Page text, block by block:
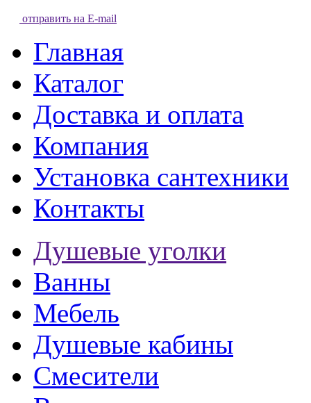
отправить на E-mail
Главная
Каталог
Доставка и оплата
Компания
Установка сантехники
Контакты
Душевые уголки
Ванны
Мебель
Душевые кабины
Смесители